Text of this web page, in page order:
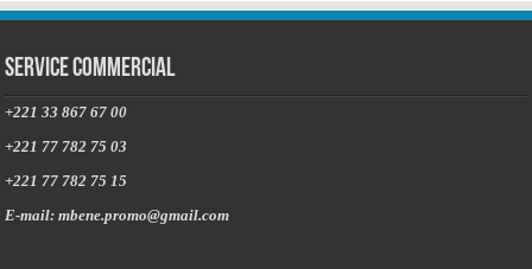
Service commercial
+221 33 867 67 00
+221 77 782 75 03
+221 77 782 75 15
E-mail: mbene.promo@gmail.com